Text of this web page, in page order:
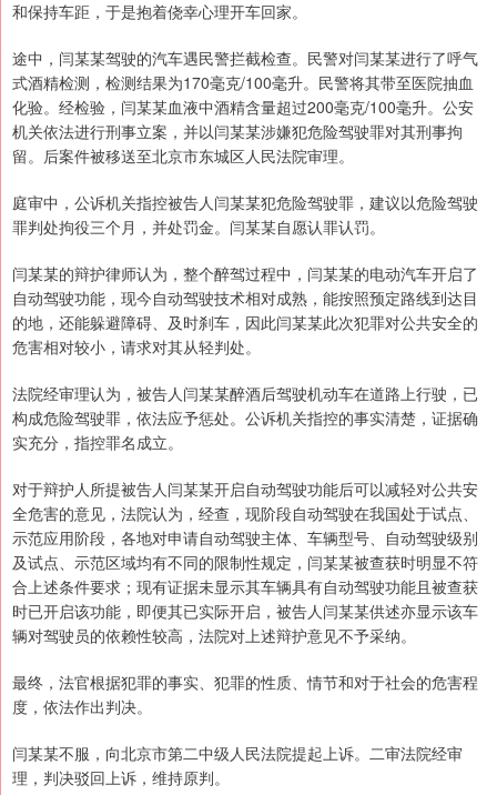
和保持车距，于是抱着侥幸心理开车回家。
途中，闫某某驾驶的汽车遇民警拦截检查。民警对闫某某进行了呼气
式酒精检测，检测结果为170毫克/100毫升。民警将其带至医院抽血
化验。经检验，闫某某血液中酒精含量超过200毫克/100毫升。公安
机关依法进行刑事立案，并以闫某某涉嫌犯危险驾驶罪对其刑事拘
留。后案件被移送至北京市东城区人民法院审理。
庭审中，公诉机关指控被告人闫某某犯危险驾驶罪，建议以危险驾驶
罪判处拘役三个月，并处罚金。闫某某自愿认罪认罚。
闫某某的辩护律师认为，整个醉驾过程中，闫某某的电动汽车开启了
自动驾驶功能，现今自动驾驶技术相对成熟，能按照预定路线到达目
的地，还能躲避障碍、及时刹车，因此闫某某此次犯罪对公共安全的
危害相对较小，请求对其从轻判处。
法院经审理认为，被告人闫某某醉酒后驾驶机动车在道路上行驶，已
构成危险驾驶罪，依法应予惩处。公诉机关指控的事实清楚，证据确
实充分，指控罪名成立。
对于辩护人所提被告人闫某某开启自动驾驶功能后可以减轻对公共安
全危害的意见，法院认为，经查，现阶段自动驾驶在我国处于试点、
示范应用阶段，各地对申请自动驾驶主体、车辆型号、自动驾驶级别
及试点、示范区域均有不同的限制性规定，闫某某被查获时明显不符
合上述条件要求；现有证据未显示其车辆具有自动驾驶功能且被查获
时已开启该功能，即便其已实际开启，被告人闫某某供述亦显示该车
辆对驾驶员的依赖性较高，法院对上述辩护意见不予采纳。
最终，法官根据犯罪的事实、犯罪的性质、情节和对于社会的危害程
度，依法作出判决。
闫某某不服，向北京市第二中级人民法院提起上诉。二审法院经审
理，判决驳回上诉，维持原判。